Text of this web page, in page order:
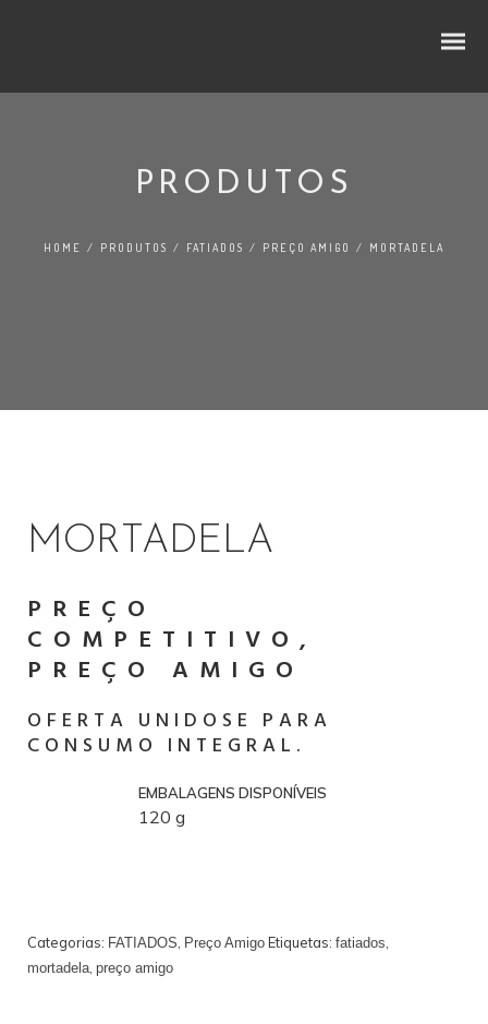
PROFISSIONAL
PRODUTOS
HOME / PRODUTOS / FATIADOS / PREÇO AMIGO / MORTADELA
MORTADELA
PREÇO
COMPETITIVO,
PREÇO AMIGO
OFERTA UNIDOSE PARA
CONSUMO INTEGRAL.
EMBALAGENS DISPONÍVEIS
120 g
Categorias: FATIADOS Preço Amigo Etiquetas: fatiados
mortadela preço amigo